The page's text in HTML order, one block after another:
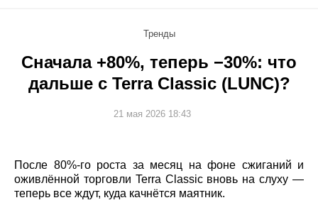
Тренды
Сначала +80%, теперь −30%: что
дальше с Terra Classic (LUNC)?
21 мая 2026 18:43
После 80%-го роста за месяц на фоне сжиганий и
оживлённой торговли Terra Classic вновь на слуху —
теперь все ждут, куда качнётся маятник.